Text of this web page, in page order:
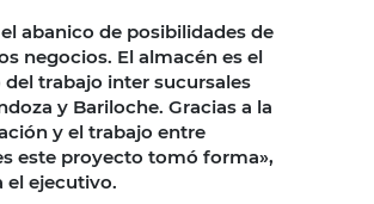
abanico de posibilidades de
negocios. El almacén es el
trabajo inter sucursales
y Bariloche. Gracias a la
y el trabajo entre
este proyecto tomó forma»,
el ejecutivo.